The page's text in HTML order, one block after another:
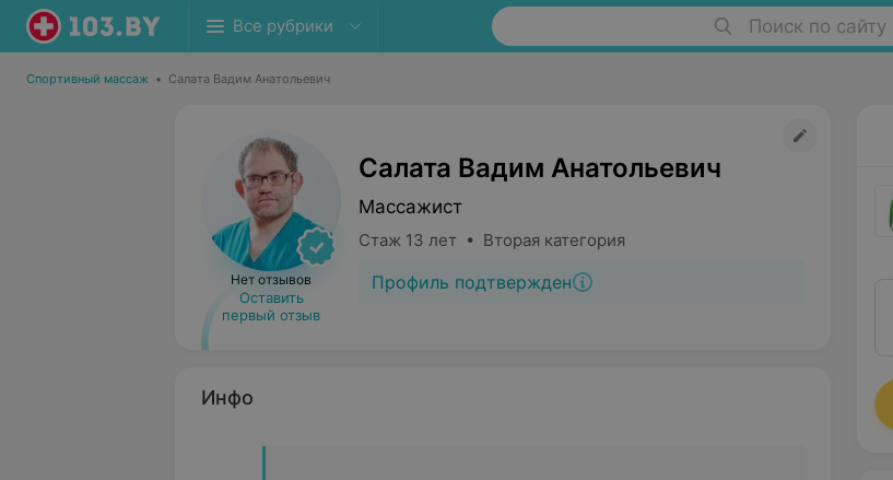
Все рубрики Поиск по сайту
Спортивный массаж • Салата Вадим Анатольевич
Нет отзывов
Оставить
первый отзыв
Салата Вадим Анатольевич
Массажист
Стаж 13 лет • Вторая категория
Профиль подтвержден
Инфо